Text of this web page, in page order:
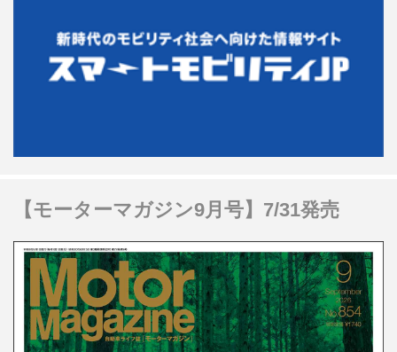
【モーターマガジン9月号】7/31発売